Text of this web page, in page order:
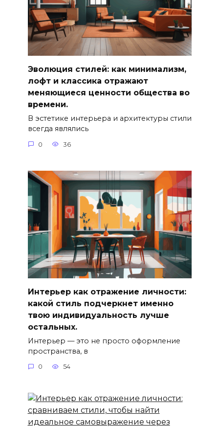
Эволюция стилей: как минимализм,
лофт и классика отражают
меняющиеся ценности общества во
времени.
В эстетике интерьера и архитектуры стили
всегда являлись
0 36
Интерьер как отражение личности:
какой стиль подчеркнет именно
твою индивидуальность лучше
остальных.
Интерьер — это не просто оформление
пространства, в
0 54